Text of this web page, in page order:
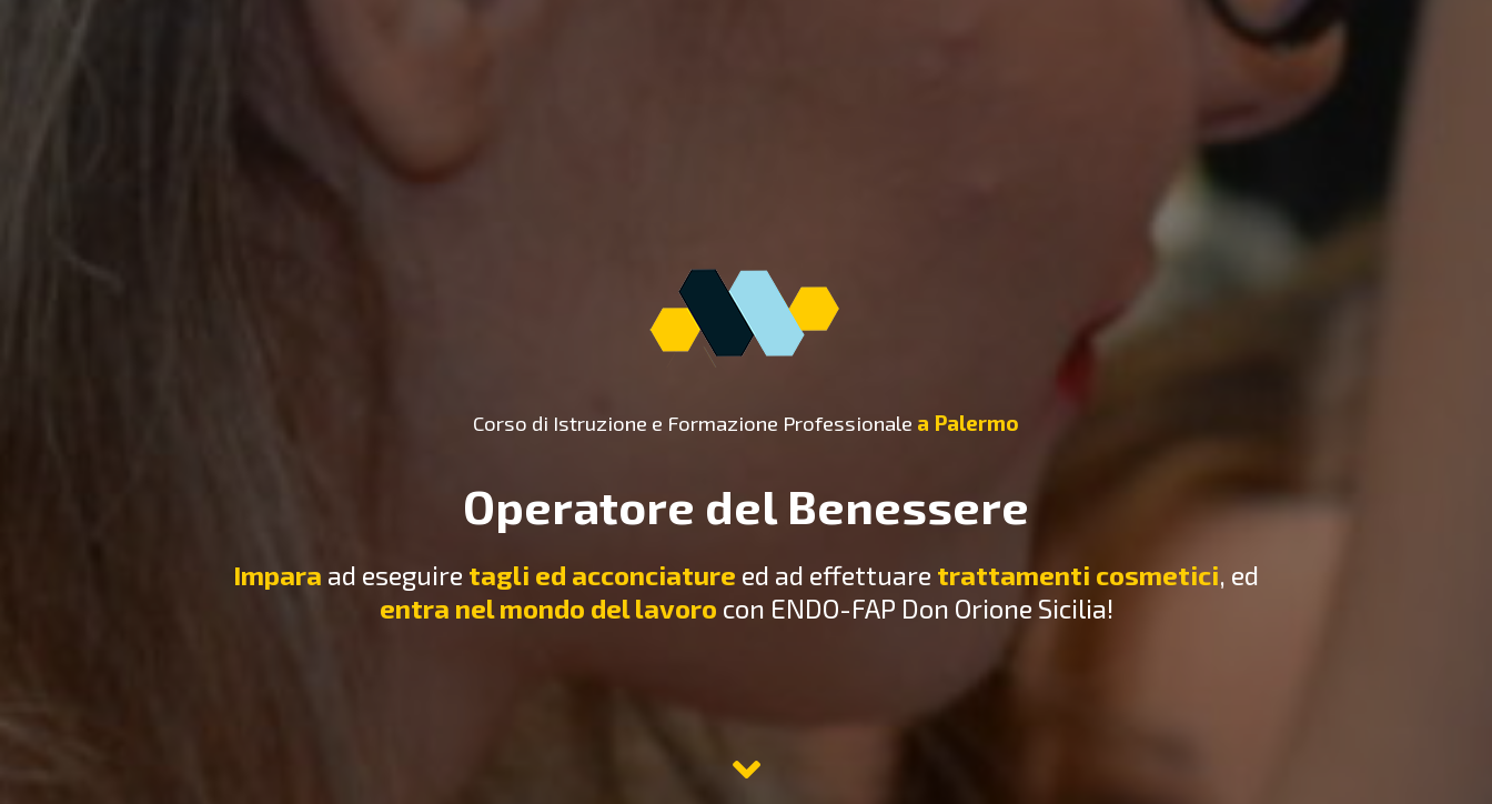
Corso di Istruzione e Formazione Professionale a Palermo
Operatore del Benessere
Impara ad eseguire tagli ed acconciature ed ad effettuare trattamenti cosmetici, ed
entra nel mondo del lavoro con ENDO-FAP Don Orione Sicilia!